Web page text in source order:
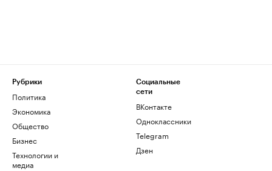
Рубрики
Политика
Экономика
Общество
Бизнес
Технологии и
медиа
Социальные
сети
ВКонтакте
Одноклассники
Telegram
Дзен